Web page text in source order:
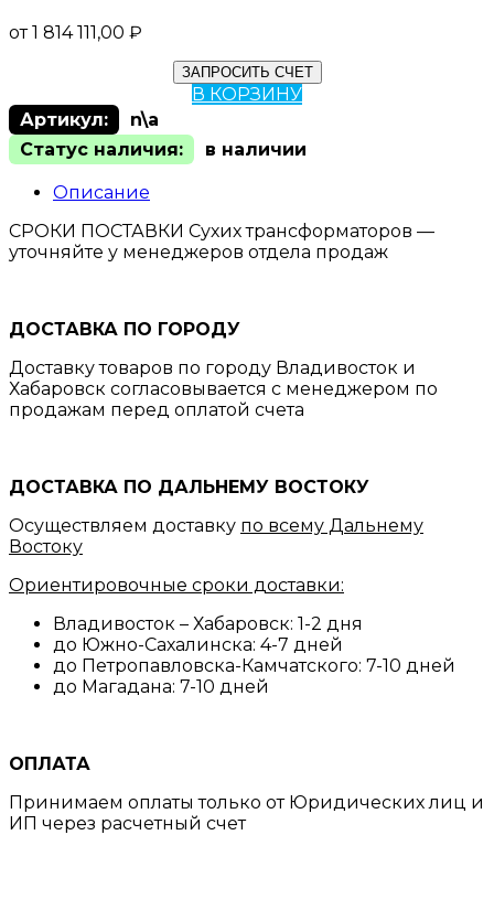
от1 814 111,00 ₽
ЗАПРОСИТЬ СЧЕТ
В КОРЗИНУ
Артикул:
n\a
Статус наличия:
в наличии
Описание
СРОКИ ПОСТАВКИ Сухих трансформаторов —
уточняйте у менеджеров отдела продаж
ДОСТАВКА ПО ГОРОДУ
Доставку товаров по городу Владивосток и
Хабаровск согласовывается с менеджером по
продажам перед оплатой счета
ДОСТАВКА ПО ДАЛЬНЕМУ ВОСТОКУ
Осуществляем доставку по всему Дальнему
Востоку
Ориентировочные сроки доставки:
Владивосток – Хабаровск: 1-2 дня
до Южно-Сахалинска: 4-7 дней
до Петропавловска-Камчатского: 7-10 дней
до Магадана: 7-10 дней
ОПЛАТА
Принимаем оплаты только от Юридических лиц и
ИП через расчетный счет